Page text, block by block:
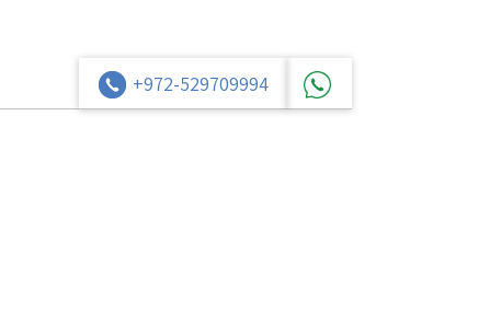
+972-529709994